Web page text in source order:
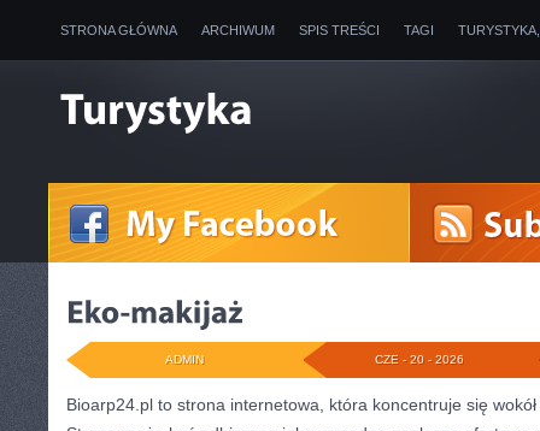
STRONA GŁÓWNA ARCHIWUM SPIS TREŚCI TAGI
CZE - 20 - 2026
ADMIN
Bioarp24.pl to strona internetowa, która koncentruje się